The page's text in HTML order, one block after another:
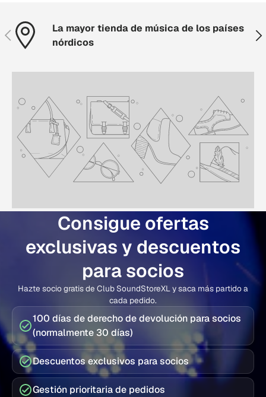
Anterior
La mayor tienda de música de los países
nórdicos
Consigue ofertas
exclusivas y descuentos
para socios
Hazte socio gratis de Club SoundStoreXL y saca más partido a
cada pedido.
100 días de derecho de devolución para socios
(normalmente 30 días)
Descuentos exclusivos para socios
Gestión prioritaria de pedidos